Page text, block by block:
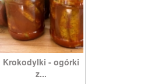
Krokodylki - ogórki
z...